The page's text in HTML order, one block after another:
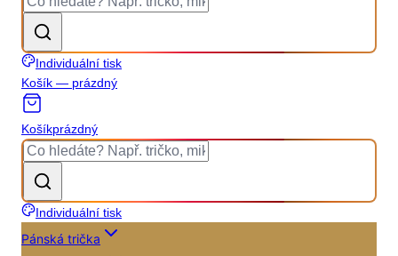
Individuální tisk
Košík — prázdný
Košíkprázdný
Individuální tisk
Pánská trička